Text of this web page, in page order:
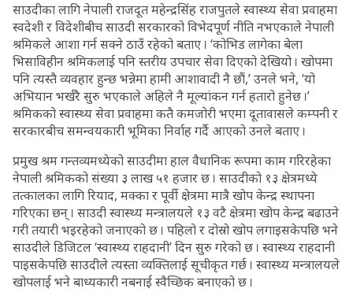
साउदीका लागि नेपाली राजदूत महेन्द्रसिंह राजपुतले स्वास्थ्य सेवा प्रवाहमा
स्वदेशी र विदेशीबीच साउदी सरकारको विभेदपूर्ण नीति नभएकाले नेपाली
श्रमिकले आशा गर्न सक्ने ठाउँ रहेको बताए । ‘कोभिड लागेका बेला
भिसाविहीन श्रमिकलाई पनि स्तरीय उपचार सेवा दिएको देखियो । खोपमा
पनि त्यस्तै व्यवहार हुन्छ भन्नेमा हामी आशावादी नै छौं,’ उनले भने, ‘यो
अभियान भर्खरै सुरु भएकाले अहिले नै मूल्यांकन गर्न हतारो हुनेछ ।’
श्रमिकको स्वास्थ्य सेवा प्रवाहमा कतै कमजोरी भएमा दूतावासले कम्पनी र
सरकारबीच समन्वयकारी भूमिका निर्वाह गर्दै आएको उनले बताए ।
प्रमुख श्रम गन्तव्यमध्येको साउदीमा हाल वैधानिक रूपमा काम गरिरहेका
नेपाली श्रमिकको संख्या ३ लाख ५१ हजार छ । साउदीको १३ क्षेत्रमध्ये
तत्कालका लागि रियाद, मक्का र पूर्वी क्षेत्रमा मात्रै खोप केन्द्र स्थापना
गरिएका छन् । साउदी स्वास्थ्य मन्त्रालयले १३ वटै क्षेत्रमा खोप केन्द्र बढाउने
गरी तयारी भइरहेको जनाएको छ । पहिलो र दोस्रो खोप लगाइसकेपछि भने
साउदीले डिजिटल ‘स्वास्थ्य राहदानी’ दिन सुरु गरेको छ । स्वास्थ्य राहदानी
पाइसकेपछि साउदीले त्यस्ता व्यक्तिलाई सूचीकृत गर्छ । स्वास्थ्य मन्त्रालयले
खोपलाई भने बाध्यकारी नबनाई स्वैच्छिक बनाएको छ ।